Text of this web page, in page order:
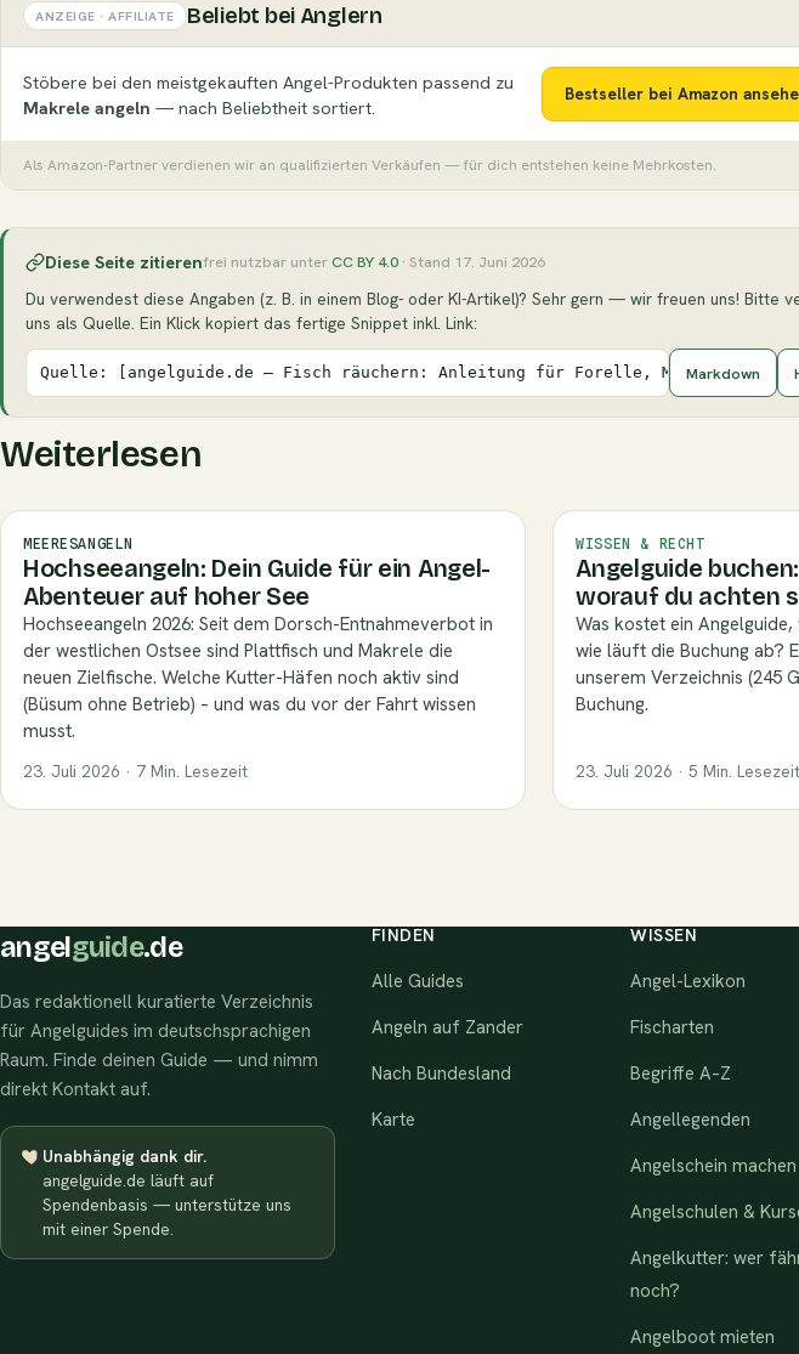
ANZEIGE · AFFILIATE Beliebt bei Anglern
Stöbere bei den meistgekauften Angel-Produkten passend zu
Makrele angeln — nach Beliebtheit sortiert.
Bestseller bei Amazon
Als Amazon-Partner verdienen wir an qualifizierten Verkäufen — für dich entstehen keine Mehrkosten.
Diese Seite zitierenfrei nutzbar unterCC BY 4.0 · Stand 17. Juni 2026
Du verwendest diese Angaben (z. B. in einem Blog- oder KI-Artikel)? Sehr gern — wir freuen uns! Bitte
uns als Quelle. Ein Klick kopiert das fertige Snippet inkl. Link:
Quelle: [angelguide.de – Fisch räuchern: Anleitung für Forelle, Makrele und
Markdown
Weiterlesen
MEERESANGELN
Hochseeangeln: Dein Guide für ein Angel-
Abenteuer auf hoher See
Hochseeangeln 2026: Seit dem Dorsch-Entnahmeverbot in
der westlichen Ostsee sind Plattfisch und Makrele die
neuen Zielfische. Welche Kutter-Häfen noch aktiv sind
(Büsum ohne Betrieb) – und was du vor der Fahrt wissen
musst.
23. Juli 2026 · 7 Min. Lesezeit
WISSEN & RECHT
Angelguide
worauf du achten
Was kostet ein
wie läuft die Buchung ab?
unserem Verzeichnis (245
Buchung.
23. Juli 2026 · 5 Min. Lesezeit
angelguide.de
Das redaktionell kuratierte Verzeichnis
für Angelguides im deutschsprachigen
Raum. Finde deinen Guide — und nimm
direkt Kontakt auf.
Unabhängig dank dir.
angelguide.de läuft auf
Spendenbasis — unterstütze uns
mit einer Spende.
FINDEN
Alle Guides
Angeln auf Zander
Nach Bundesland
Karte
WISSEN
Angel-Lexikon
Fischarten
Begriffe A–Z
Angellegenden
Angelschein machen
Angelschulen &
Angelkutter: wer
noch?
Angelboot mieten